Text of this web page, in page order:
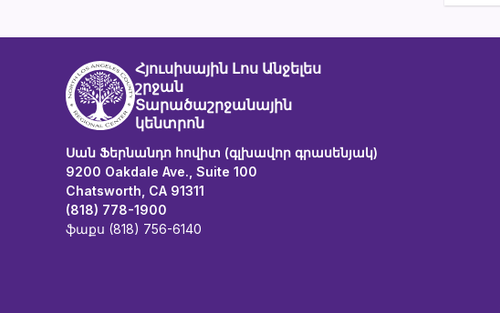
Հյուսիսային Լոս Անջելես
շրջան
Տարածաշրջանային
կենտրոն
Սան Ֆերնանդո հովիտ (գլխավոր գրասենյակ)
9200 Oakdale Ave., Suite 100
Chatsworth, CA 91311
(818) 778-1900
ֆաքս (818) 756-6140